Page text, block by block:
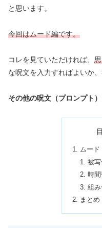
と思います。
今回はムード編です。
コレを見ていただければ、
な呪文を入力すればよいか
その他の呪文（プロンプト
ムード
被
時
組み
まとめ